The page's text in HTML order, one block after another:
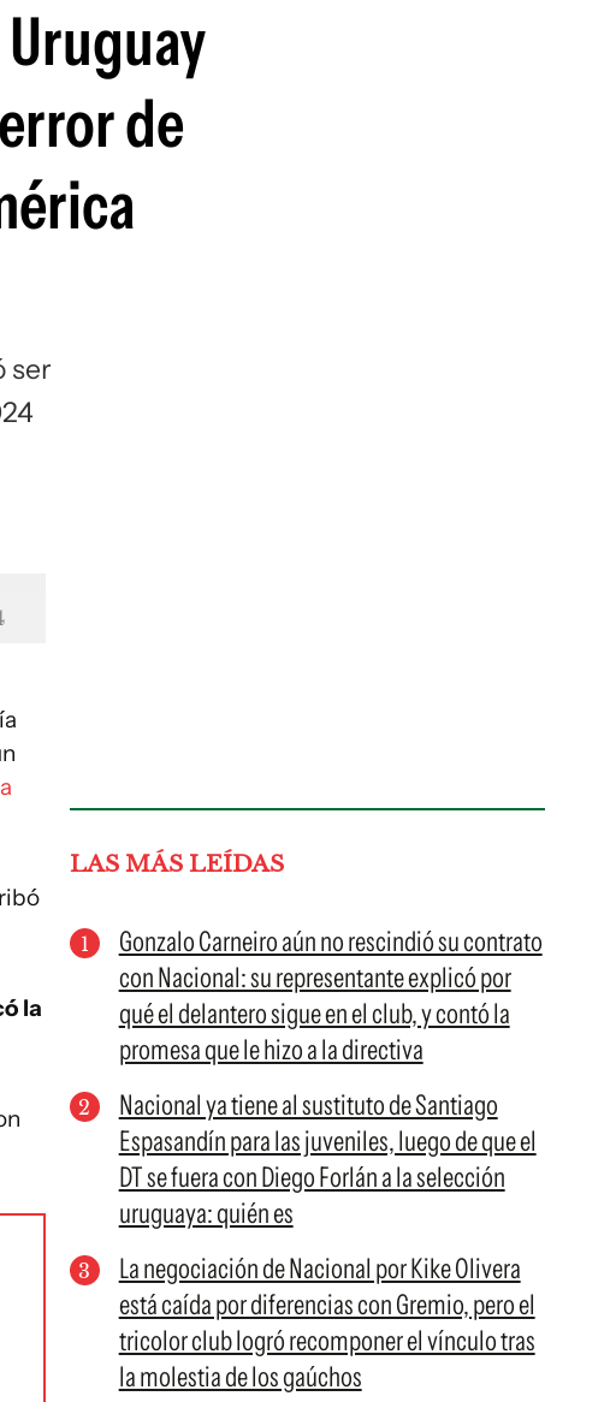
de
ser
la
LAS MÁS LEÍDAS
Gonzalo Carneiro aún no rescindió su contrato
con Nacional: su representante explicó por
qué el delantero sigue en el club, y contó la
promesa que le hizo a la directiva
Nacional ya tiene al sustituto de Santiago
Espasandín para las juveniles, luego de que el
DT se fuera con Diego Forlán a la selección
uruguaya: quién es
La negociación de Nacional por Kike Olivera
está caída por diferencias con Gremio, pero el
tricolor club logró recomponer el vínculo tras
la molestia de los gaúchos